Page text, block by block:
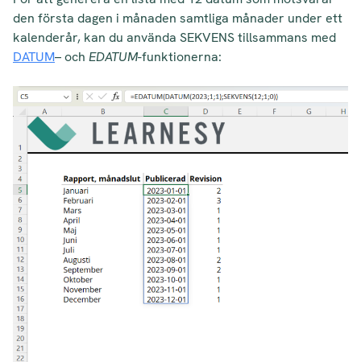
den första dagen i månaden samtliga månader under ett
kalenderår, kan du använda SEKVENS tillsammans med
DATUM– och EDATUM-funktionerna: